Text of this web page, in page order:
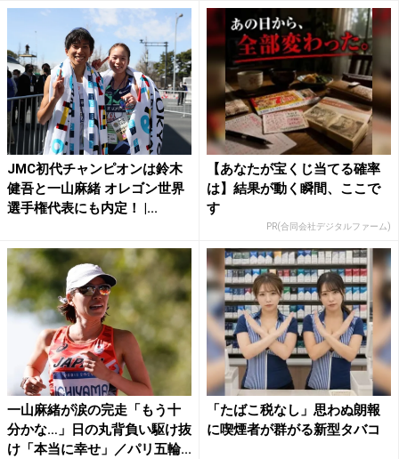
JMC初代チャンピオンは鈴木
健吾と一山麻緒 オレゴン世界
選手権代表にも内定！ |...
【あなたが宝くじ当てる確率
は】結果が動く瞬間、ここで
す
PR(合同会社デジタルファーム)
一山麻緒が涙の完走「もう十
分かな…」日の丸背負い駆け抜
け「本当に幸せ」／パリ五輪...
「たばこ税なし」思わぬ朗報
に喫煙者が群がる新型タバコ